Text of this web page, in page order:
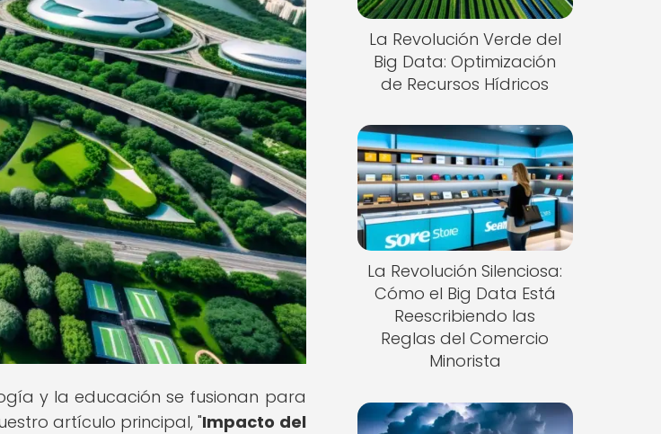
y la educación se fusionan para
artículo principal, "Impacto del
La Revolución Verde del
Big Data: Optimización
de Recursos Hídricos
La Revolución Silenciosa:
Cómo el Big Data Está
Reescribiendo las
Reglas del Comercio
Minorista